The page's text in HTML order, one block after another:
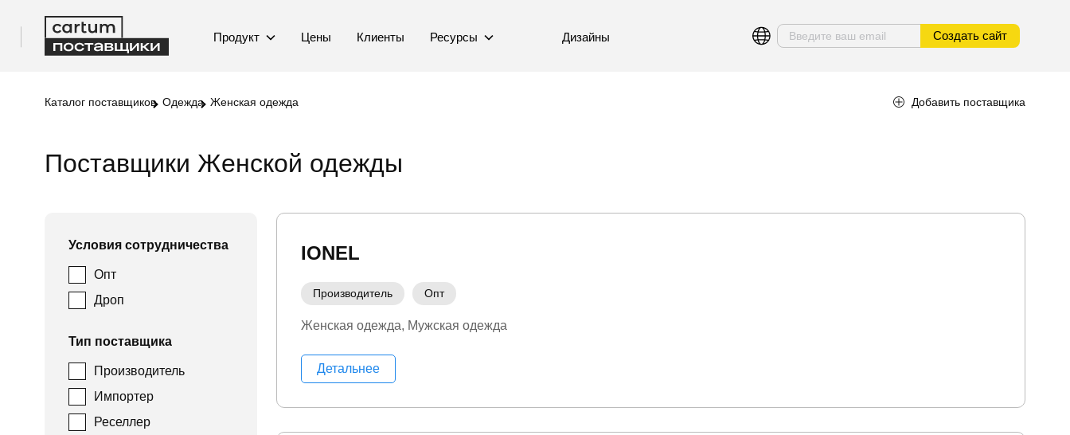
Продукт Цены Клиенты Ресурсы Дизайны Создать сайт
Каталог поставщиков Одежда Женская одежда Добавить поставщика
Поставщики Женской одежды
Условия сотрудничества
Опт
Дроп
Тип поставщика
Производитель
Импортер
Реселлер
IONEL
Производитель Опт
Женская одежда Мужская одежда
Детальнее